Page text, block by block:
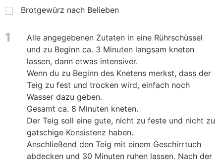
Brotgewürz nach Belieben
1
Alle angegebenen Zutaten in eine Rührschüssel
und zu Beginn ca. 3 Minuten langsam kneten
lassen, dann etwas intensiver.
Wenn du zu Beginn des Knetens merkst, dass der
Teig zu fest und trocken wird, einfach noch
Wasser dazu geben.
Gesamt ca. 8 Minuten kneten.
Der Teig soll eine gute, nicht zu feste und nicht zu
gatschige Konsistenz haben.
Anschließend den Teig mit einem Geschirrtuch
abdecken und 30 Minuten ruhen lassen. Nach der